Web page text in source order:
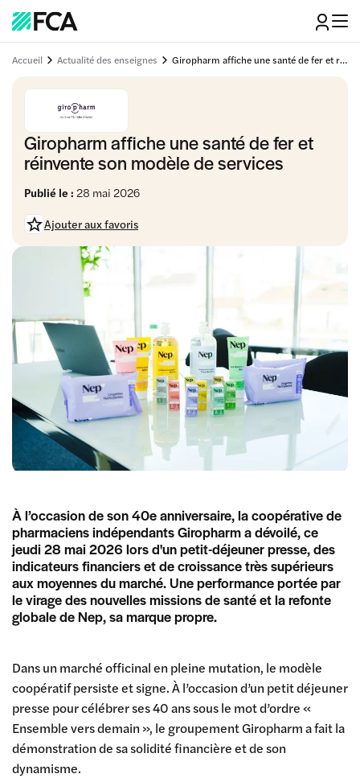
Accueil Actualité des enseignes Giropharm affiche une santé de fer et réinvente son modèle de services
Giropharm affiche une santé de fer et
réinvente son modèle de services
Publié le : 28 mai 2026
Ajouter aux favoris
À l’occasion de son 40e anniversaire, la coopérative de
pharmaciens indépendants Giropharm a dévoilé, ce
jeudi 28 mai 2026 lors d'un petit-déjeuner presse, des
indicateurs financiers et de croissance très supérieurs
aux moyennes du marché. Une performance portée par
le virage des nouvelles missions de santé et la refonte
globale de Nep, sa marque propre.
Dans un marché officinal en pleine mutation, le modèle
coopératif persiste et signe. À l’occasion d’un petit déjeuner
presse pour célébrer ses 40 ans sous le mot d’ordre «
Ensemble vers demain », le groupement Giropharm a fait la
démonstration de sa solidité financière et de son
dynamisme.